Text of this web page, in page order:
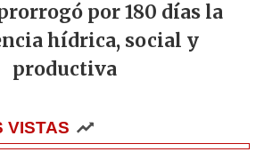
por 180 días la
hídrica, social y
productiva
VISTAS